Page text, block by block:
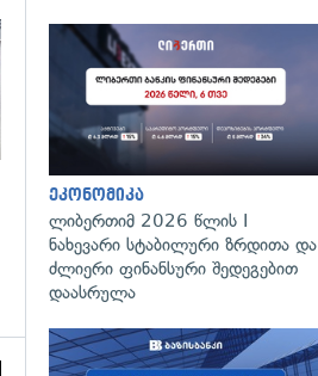
გადახედვა
ეკონომიკა
ლიბერთიმ 2026 წლის I
ნახევარი სტაბილური ზრდითა და
ძლიერი ფინანსური შედეგებით
დაასრულა